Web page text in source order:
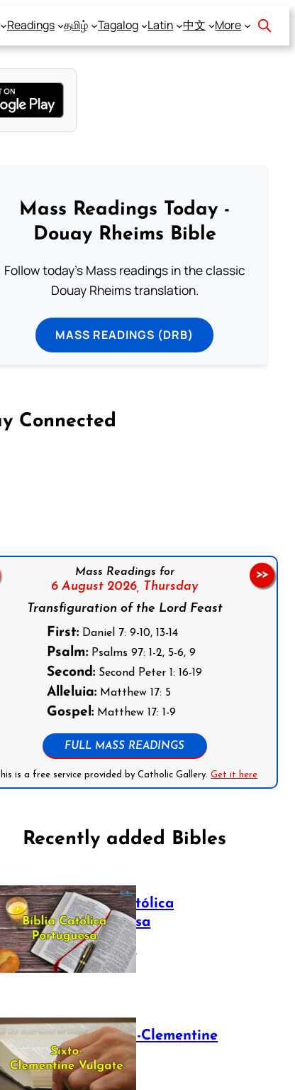
Readings தமிழ் Tagalog Latin 中文 More
Mass Readings Today -
Douay Rheims Bible
Follow today's Mass readings in the classic
Douay Rheims translation.
MASS READINGS (DRB)
Connected
Mass Readings for
6 August 2026, Thursday
Transfiguration of the Lord Feast
First: Daniel 7: 9-10, 13-14
Psalm: Psalms 97: 1-2, 5-6, 9
Second: Second Peter 1: 16-19
Alleluia: Matthew 17: 5
Gospel: Matthew 17: 1-9
FULL MASS READINGS
is a free service provided by Catholic Gallery.Get it here
>>
Recently added Bibles
Bíblia Católica
Portuguesa
July 16, 2025
The Sixto-Clementine
Vulgate
July 12, 2025